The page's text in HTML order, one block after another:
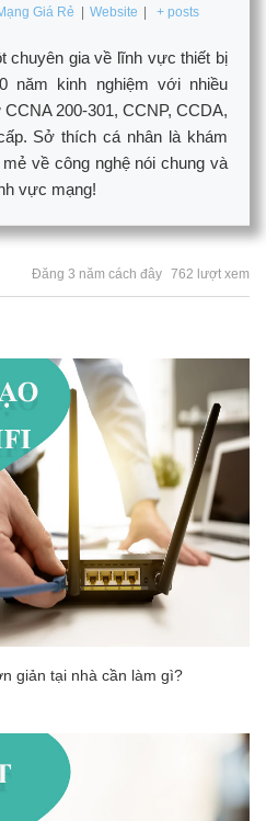
Giá Rẻ Website + posts
chuyên gia về lĩnh vực thiết bị
năm kinh nghiệm với nhiều
200-301, CCNP, CCDA,
Sở thích cá nhân là khám
về công nghệ nói chung và
vực mạng!
Đăng 3 năm cách đây 762 lượt xem
giản tại nhà cần làm gì?